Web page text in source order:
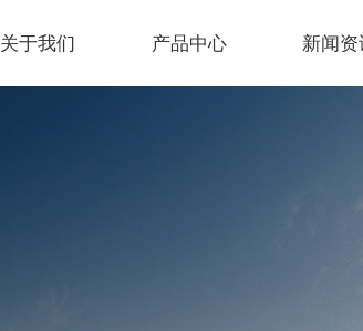
关于我们 产品中心 新闻资